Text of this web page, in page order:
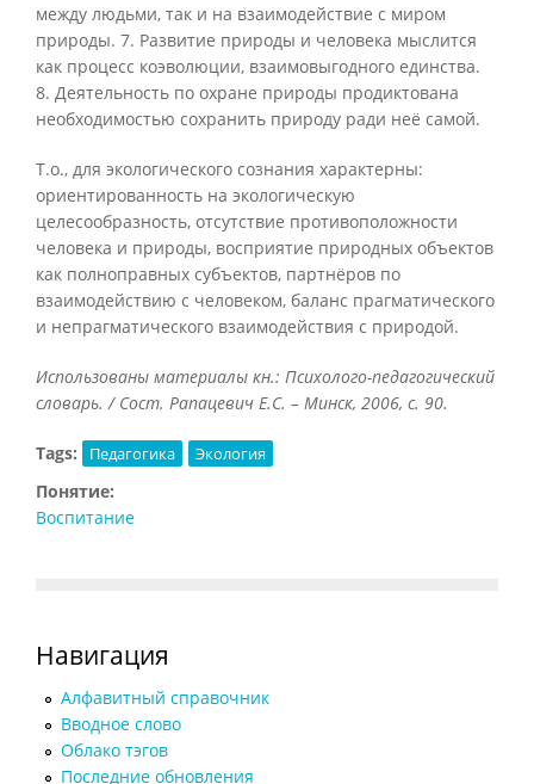
между людьми, так и на взаимодействие с миром
природы. 7. Развитие природы и человека мыслится
как процесс коэволюции, взаимовыгодного единства.
8. Деятельность по охране природы продиктована
необходимостью сохранить природу ради неё самой.
Т.о., для экологического сознания характерны:
ориентированность на экологическую
целесообразность, отсутствие противоположности
человека и природы, восприятие природных объектов
как полноправных субъектов, партнёров по
взаимодействию с человеком, баланс прагматического
и непрагматического взаимодействия с природой.
Использованы материалы кн.: Психолого-педагогический
словарь. / Сост. Рапацевич Е.С. – Минск, 2006, с. 90.
Tags: Педагогика Экология
Понятие:
Воспитание
Навигация
Алфавитный справочник
Вводное слово
Облако тэгов
Последние обновления